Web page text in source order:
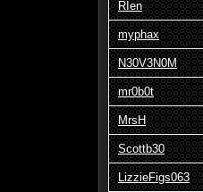
RIen
myphax
N30V3N0M
mr0b0t
MrsH
Scottb30
LizzieFigs063